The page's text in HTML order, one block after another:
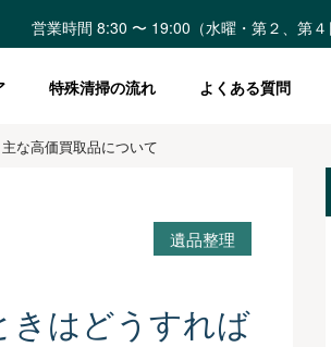
営業時間 8:30 〜 19:00（水曜・第２、第４
特殊清掃の流れ よくある質問
な高価買取品について
遺品整理
きはどうすれば